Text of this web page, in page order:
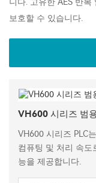
니다. 고유한 AES 반
보호할 수 있습니다.
VH600 시리즈 범
VH600 시리즈 PLC
컴퓨팅 및 처리 속도
능을 제공합니다.